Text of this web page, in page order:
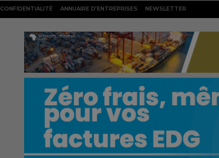
CONFIDENTIALITÉ ANNUAIRE D’ENTREPRISES NEWSLETTER